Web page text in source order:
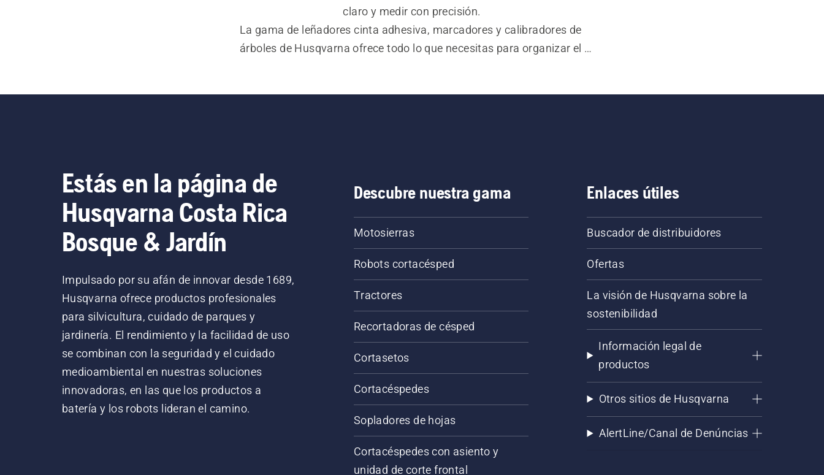
claro y medir con precisión.
La gama de leñadores cinta adhesiva, marcadores y calibradores de
árboles de Husqvarna ofrece todo lo que necesitas para organizar el
Estás en la página de
Husqvarna Costa Rica
Bosque & Jardín
Impulsado por su afán de innovar desde 1689,
Husqvarna ofrece productos profesionales
para silvicultura, cuidado de parques y
jardinería. El rendimiento y la facilidad de uso
se combinan con la seguridad y el cuidado
medioambiental en nuestras soluciones
innovadoras, en las que los productos a
batería y los robots lideran el camino.
Descubre nuestra gama
Motosierras
Robots cortacésped
Tractores
Recortadoras de césped
Cortasetos
Cortacéspedes
Sopladores de hojas
Cortacéspedes con asiento y
unidad de corte frontal
Enlaces útiles
Buscador de distribuidores
Ofertas
La visión de Husqvarna sobre la
sostenibilidad
Información legal de
productos
Otros sitios de Husqvarna
AlertLine/Canal de Denúncias